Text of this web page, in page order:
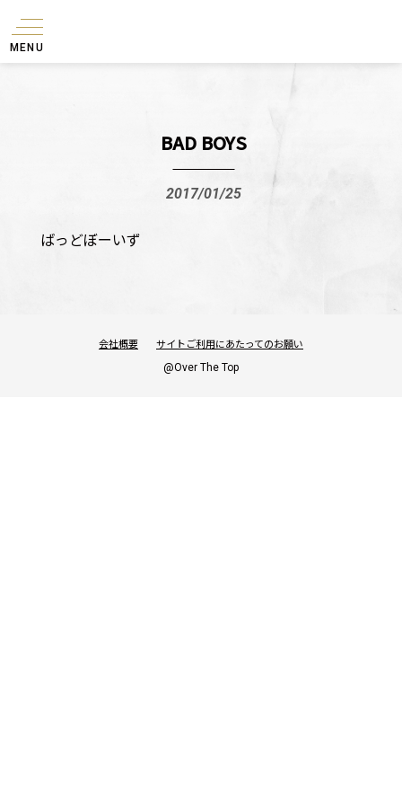
MENU
BAD BOYS
2017/01/25
ばっどぼーいず
会社概要 サイトご利用にあたってのお願い
@Over The Top